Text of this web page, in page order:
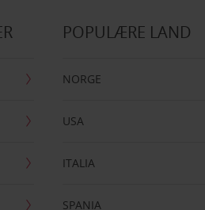
POPULÆRE LAND
NORGE
USA
ITALIA
SPANIA